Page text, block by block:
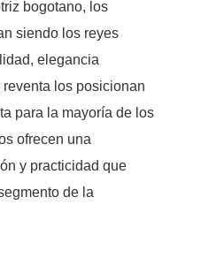
bogotano, los
siendo los reyes
elegancia
los posicionan
para la mayoría de los
ofrecen una
y practicidad que
de la